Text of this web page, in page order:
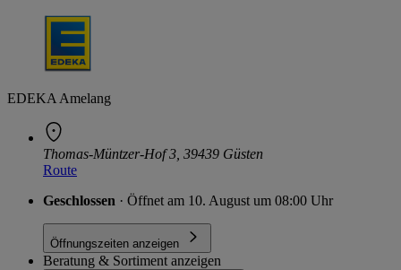
EDEKA Amelang
Thomas-Müntzer-Hof 3, 39439 Güsten
Route
Geschlossen · Öffnet am 10. August um 08:00 Uhr
Öffnungszeiten anzeigen
Beratung & Sortiment anzeigen